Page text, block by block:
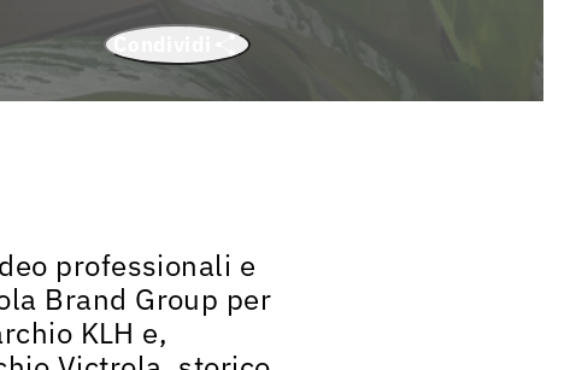
Condividi
professionali e
Brand Group per
KLH e,